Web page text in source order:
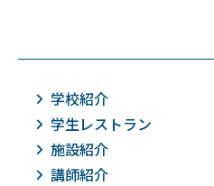
学校紹介
学生レストラン
施設紹介
講師紹介